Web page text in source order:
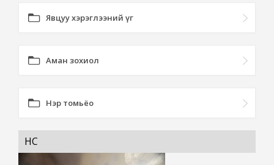
Явцуу хэрэглээний үг
Аман зохиол
Нэр томьёо
ҮНС